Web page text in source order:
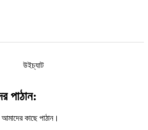
উইচ্যাট
পাঠান:
কাছে পাঠান।